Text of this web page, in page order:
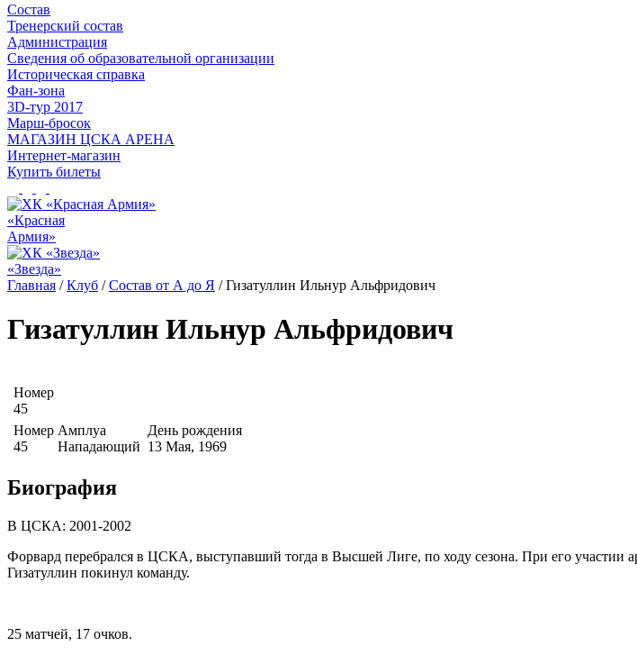
Состав
Тренерский состав
Администрация
Сведения об образовательной организации
Историческая справка
Фан-зона
3D-тур 2017
Марш-бросок
МАГАЗИН ЦСКА АРЕНА
Интернет-магазин
Купить билеты
«Красная
Армия»
«Звезда»
Главная /Клуб /Состав от А до Я /Гизатуллин Ильнур Альфридович
Гизатуллин Ильнур Альфридович
Номер
45
Номер
45
Амплуа
Нападающий
День рождения
13 Мая, 1969
Биография
В ЦСКА: 2001-2002
Форвард перебрался в ЦСКА, выступавший тогда в Высшей Лиге, по ходу сезона. При его
Гизатуллин покинул команду.
25 матчей, 17 очков.